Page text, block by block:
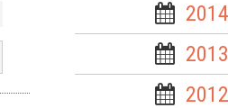
2014
2013
2012